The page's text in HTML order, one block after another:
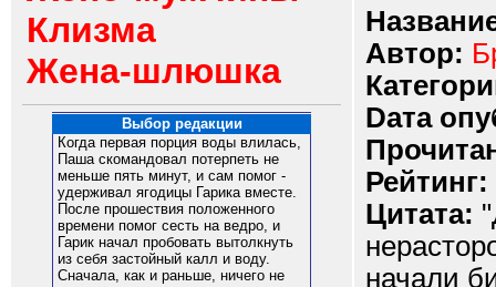
Клизма
Жена-шлюшка
Выбор редакции
Когда первая порция воды влилась,
Паша скомандовал потерпеть не
меньше пять минут, и сам помог -
удерживал ягодицы Гарика вместе.
После прошествия положенного
времени помог сесть на ведро, и
Гарик начал пробовать вытолкнуть
из себя застойный калл и воду.
Сначала, как и раньше, ничего не
Автор:
Dата
Рейтинг:
Цитата:
начали